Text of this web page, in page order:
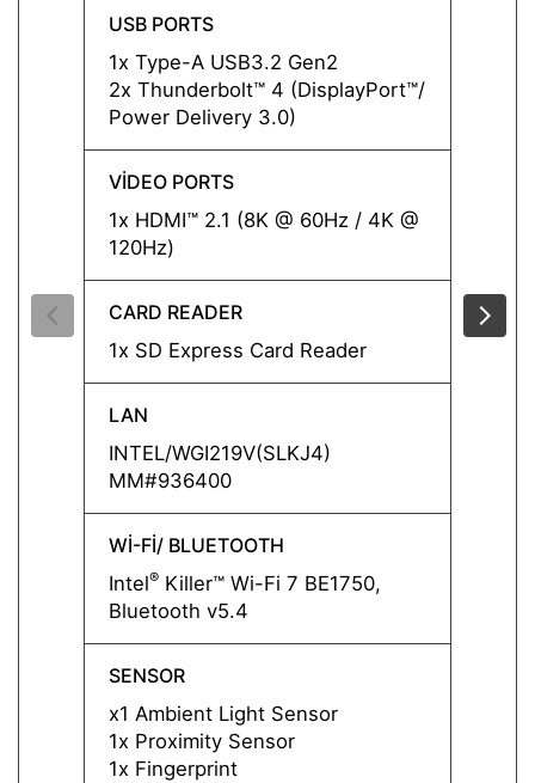
USB PORTS
1x Type-A USB3.2 Gen2
2x Thunderbolt™ 4 (DisplayPort™/
Power Delivery 3.0)
VIDEO PORTS
1x HDMI™ 2.1 (8K @ 60Hz / 4K @
120Hz)
CARD READER
1x SD Express Card Reader
CARD
LAN
INTEL/WGI219V(SLKJ4)
MM#936400
WI-FI/ BLUETOOTH
Intel® Killer™ Wi-Fi 7 BE1750,
Bluetooth v5.4
SENSOR
x1 Ambient Light Sensor
1x Proximity Sensor
1x Fingerprint